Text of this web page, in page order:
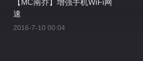
【MC南乔】增强手机WiFi网
速
2016-7-10 00:04